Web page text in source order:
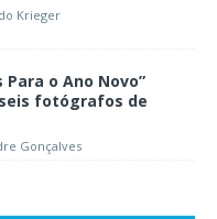
Krieger
Para o Ano Novo”
fotógrafos de
Gonçalves